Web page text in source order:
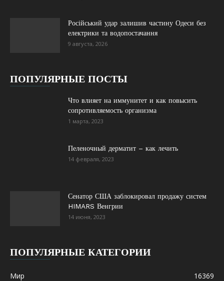
Російський удар залишив частину Одеси без
електрики та водопостачання
9 августа, 2026
ПОПУЛЯРНЫЕ ПОСТЫ
Что влияет на иммунитет и как повысить
сопротивляемость организма
1 марта, 2023
Пеленочный дерматит – как лечить
14 февраля, 2023
Сенатор США заблокировал продажу систем
HIMARS Венгрии
14 июня, 2023
ПОПУЛЯРНЫЕ КАТЕГОРИИ
Мир
16369